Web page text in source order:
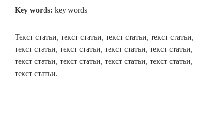
Key words: key words.
Текст статьи, текст статьи, текст статьи, текст статьи,
текст статьи, текст статьи, текст статьи, текст статьи,
текст статьи, текст статьи, текст статьи, текст статьи,
текст статьи.